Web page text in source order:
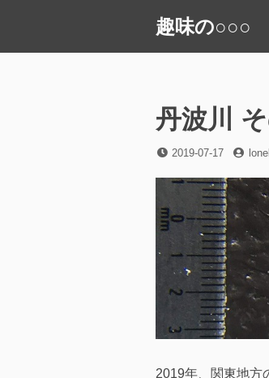
テ
趣味の○○○
丹波川
投
日
2019-07-17
投
者
2019年、関東地方